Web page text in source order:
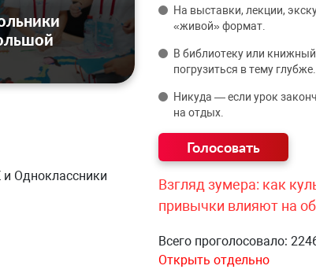
Одноклассники
На выставки, лекции,
«живой» формат.
В библиотеку или
погрузиться в тему глубже.
Никуда — если урок
на отдых.
Взгляд зумера: как
привычки влияют на
Всего проголосовало:
Открыть отдельно